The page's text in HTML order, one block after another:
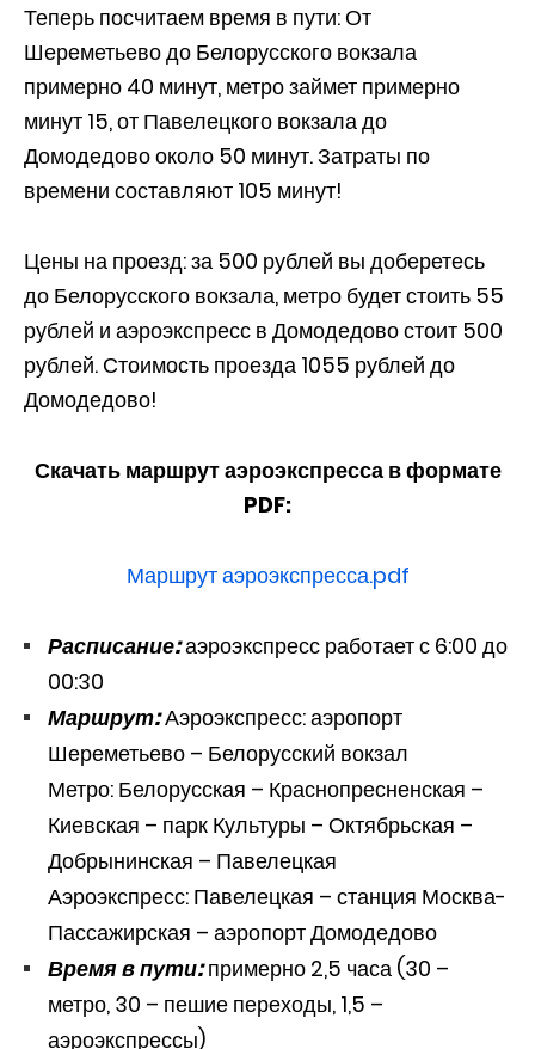
Теперь посчитаем время в пути: От
Шереметьево до Белорусского вокзала
примерно 40 минут, метро займет примерно
минут 15, от Павелецкого вокзала до
Домодедово около 50 минут. Затраты по
времени составляют 105 минут!
Цены на проезд: за 500 рублей вы доберетесь
до Белорусского вокзала, метро будет стоить 55
рублей и аэроэкспресс в Домодедово стоит 500
рублей. Стоимость проезда 1055 рублей до
Домодедово!
Скачать маршрут аэроэкспресса в формате
PDF:
Маршрут аэроэкспресса.pdf
Расписание:аэроэкспресс работает с 6:00 до
00:30
Маршрут:Аэроэкспресс: аэропорт
Шереметьево – Белорусский вокзал
Метро: Белорусская – Краснопресненская –
Киевская – парк Культуры – Октябрьская –
Добрынинская – Павелецкая
Аэроэкспресс: Павелецкая – станция Москва-
Пассажирская – аэропорт Домодедово
Время в пути:примерно 2,5 часа (30 –
метро, 30 – пешие переходы, 1,5 –
аэроэкспрессы)